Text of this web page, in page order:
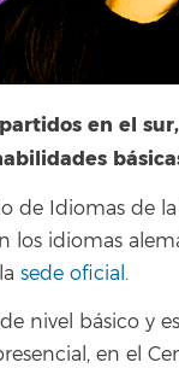
en el
de Idiomas de
los idiomas
sede oficial.
de nivel básico y
en el